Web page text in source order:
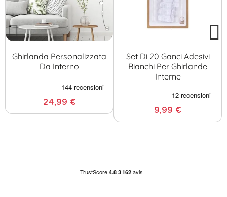
Ghirlanda Personalizzata
Da Interno
24,99 €
Set Di 20 Ganci Adesivi
Bianchi Per Ghirlande
Interne
9,99 €